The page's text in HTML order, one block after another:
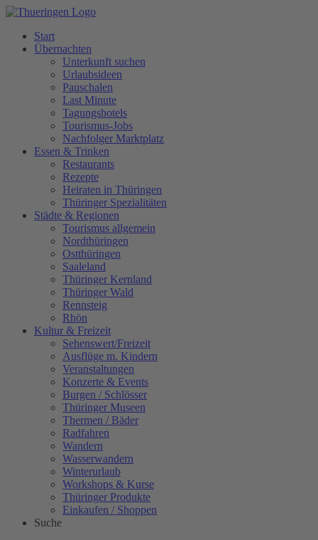
Start
Übernachten
Unterkunft suchen
Urlaubsideen
Pauschalen
Last Minute
Tagungshotels
Tourismus-Jobs
Nachfolger Marktplatz
Essen & Trinken
Restaurants
Rezepte
Heiraten in Thüringen
Thüringer Spezialitäten
Städte & Regionen
Tourismus allgemein
Nordthüringen
Ostthüringen
Saaleland
Thüringer Kernland
Thüringer Wald
Rennsteig
Rhön
Kultur & Freizeit
Sehenswert/Freizeit
Ausflüge m. Kindern
Veranstaltungen
Konzerte & Events
Burgen / Schlösser
Thüringer Museen
Thermen / Bäder
Radfahren
Wandern
Wasserwandern
Winterurlaub
Workshops & Kurse
Thüringer Produkte
Einkaufen / Shoppen
Suche